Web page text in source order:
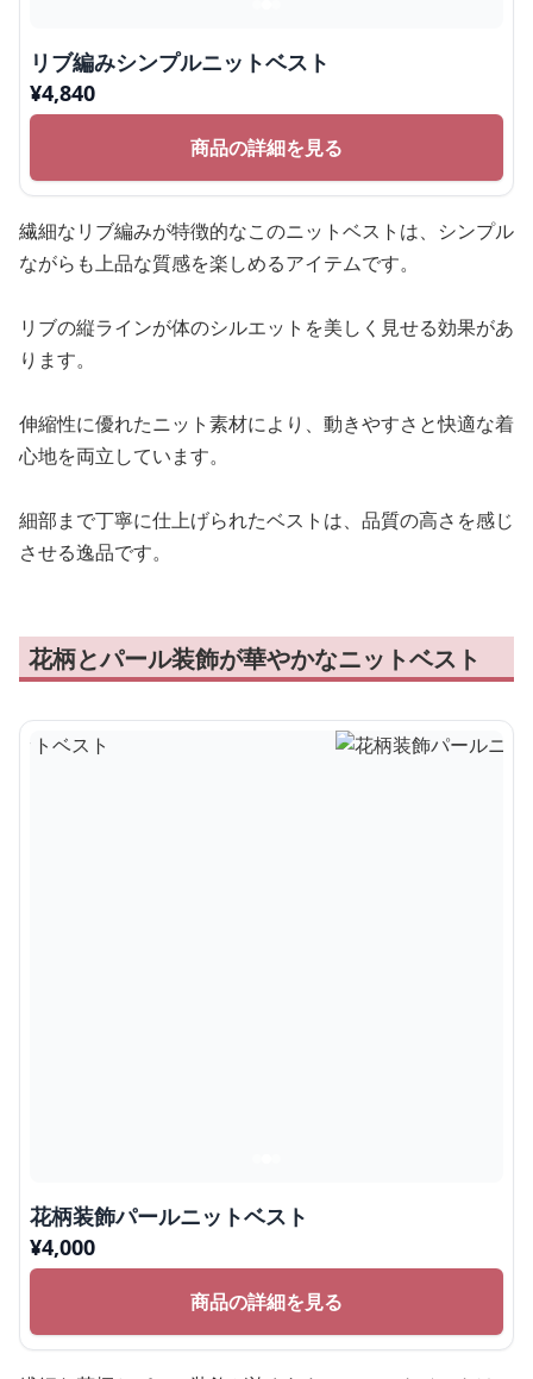
リブ編みシンプルニットベスト
¥4,840
商品の詳細を見る
繊細なリブ編みが特徴的なこのニットベストは、シンプル
ながらも上品な質感を楽しめるアイテムです。
リブの縦ラインが体のシルエットを美しく見せる効果があ
ります。
伸縮性に優れたニット素材により、動きやすさと快適な着
心地を両立しています。
細部まで丁寧に仕上げられたベストは、品質の高さを感じ
させる逸品です。
花柄とパール装飾が華やかなニットベスト
花柄装飾パールニットベスト
¥4,000
商品の詳細を見る